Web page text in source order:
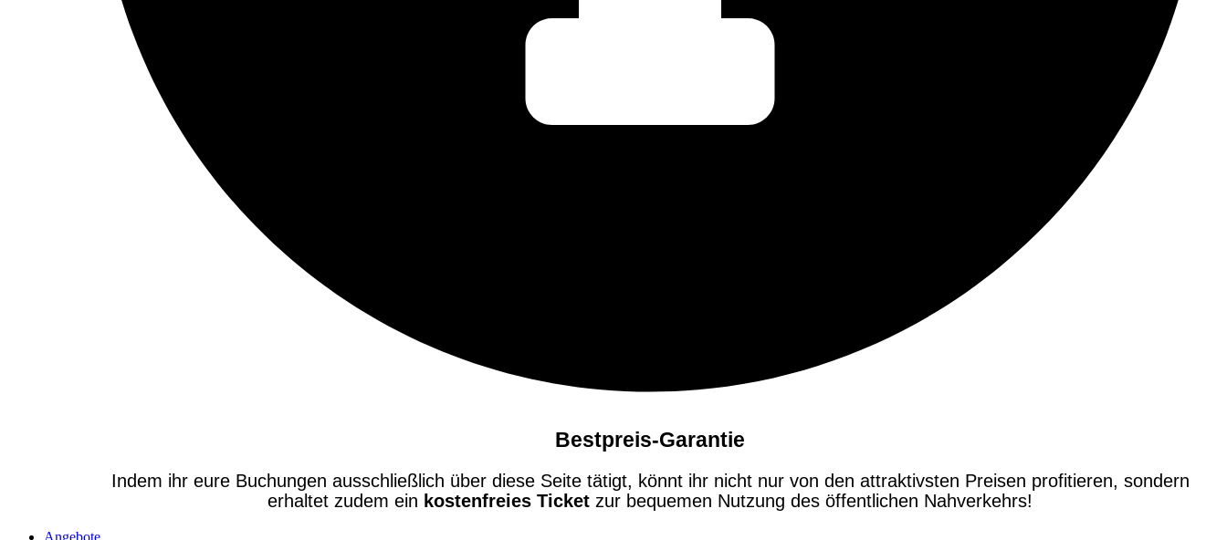
Bestpreis-Garantie
Indem ihr eure Buchungen ausschließlich über diese Seite tätigt, könnt ihr nicht nur von den attraktivsten Preisen profitieren, sondern
erhaltet zudem ein kostenfreies Ticket zur bequemen Nutzung des öffentlichen Nahverkehrs!